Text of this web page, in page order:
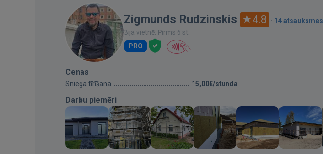
Zigmunds Rudzinskis 4.8 · 14 atsauksmes
Bija vietnē: Pirms 6 st.
PRO
Cenas
Sniega tīrīšana 15,00€/stunda
Darbu piemēri